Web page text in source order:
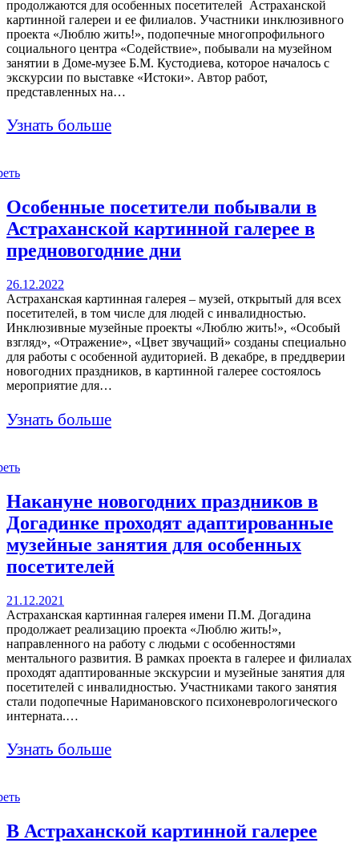
продолжаются для особенных посетителей Астраханской
картинной галереи и ее филиалов. Участники инклюзивного
проекта «Люблю жить!», подопечные многопрофильного
социального центра «Содействие», побывали на музейном
занятии в Доме-музее Б.М. Кустодиева, которое началось с
экскурсии по выставке «Истоки». Автор работ,
представленных на…
Узнать больше
Особенные посетители побывали в
Астраханской картинной галерее в
предновогодние дни
26.12.2022
Астраханская картинная галерея – музей, открытый для всех
посетителей, в том числе для людей с инвалидностью.
Инклюзивные музейные проекты «Люблю жить!», «Особый
взгляд», «Отражение», «Цвет звучащий» созданы специально
для работы с особенной аудиторией. В декабре, в преддверии
новогодних праздников, в картинной галерее состоялось
мероприятие для…
Узнать больше
Накануне новогодних праздников в
Догадинке проходят адаптированные
музейные занятия для особенных
посетителей
21.12.2021
Астраханская картинная галерея имени П.М. Догадина
продолжает реализацию проекта «Люблю жить!»,
направленного на работу с людьми с особенностями
ментального развития. В рамках проекта в галерее и филиалах
проходят адаптированные экскурсии и музейные занятия для
посетителей с инвалидностью. Участниками такого занятия
стали подопечные Наримановского психоневрологического
интерната.…
Узнать больше
В Астраханской картинной галерее